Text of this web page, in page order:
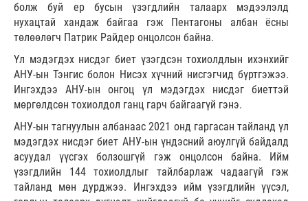
болж буй ер бусын үзэгдлийн талаарх мэдээлэлд
нухацтай хандаж байгаа гэж Пентагоны албан ёсны
төлөөлөгч Патрик Райдер онцолсон байна.
Үл мэдэгдэх нисдэг биет үзэгдсэн тохиолдлын ихэнхийг
АНУ-ын Тэнгис болон Нисэх хүчний нисгэгчид бүртгэжээ.
Ингэхдээ АНУ-ын онгоц үл мэдэгдэх нисдэг биеттэй
мөргөлдсөн тохиолдол ганц гарч байгаагүй гэнэ.
АНУ-ын тагнуулын албанаас 2021 онд гаргасан тайланд үл
мэдэгдэх нисдэг биет АНУ-ын үндэсний аюулгүй байдалд
асуудал үүсгэх болзошгүй гэж онцолсон байна. Ийм
үзэгдлийн 144 тохиолдлыг тайлбарлаж чадаагүй гэж
тайланд мөн дурджээ. Ингэхдээ ийм үзэгдлийн үүсэл,